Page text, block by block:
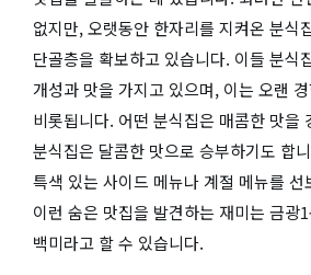
없지만, 오랫동안 한자리를 지켜온 분식
단골층을 확보하고 있습니다. 이들 분식
개성과 맛을 가지고 있으며, 이는 오랜
비롯됩니다. 어떤 분식집은 매콤한 맛을
분식집은 달콤한 맛으로 승부하기도 합
특색 있는 사이드 메뉴나 계절 메뉴를 선
이런 숨은 맛집을 발견하는 재미는 금광
백미라고 할 수 있습니다.